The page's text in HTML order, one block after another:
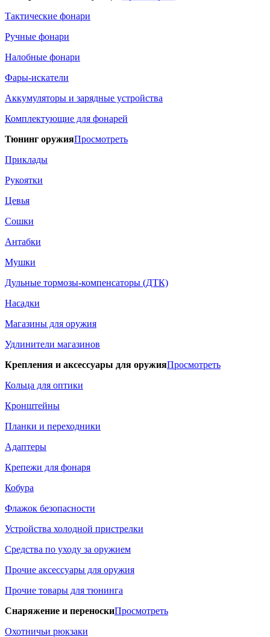
Тактические фонари
Ручные фонари
Налобные фонари
Фары-искатели
Аккумуляторы и зарядные устройства
Комплектующие для фонарей
Тюнинг оружияПросмотреть
Приклады
Рукоятки
Цевья
Сошки
Антабки
Мушки
Дульные тормозы-компенсаторы (ДТК)
Насадки
Магазины для оружия
Удлинители магазинов
Крепления и аксессуары для оружияПросмотреть
Кольца для оптики
Кронштейны
Планки и переходники
Адаптеры
Крепежи для фонаря
Кобура
Флажок безопасности
Устройства холодной пристрелки
Средства по уходу за оружием
Прочие аксессуары для оружия
Прочие товары для тюнинга
Снаряжение и переноскиПросмотреть
Охотничьи рюкзаки